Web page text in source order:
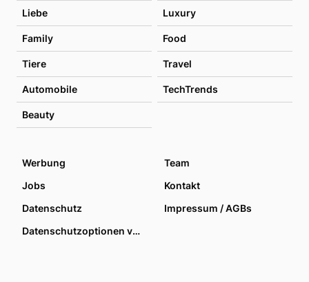
Liebe Luxury
Family Food
Tiere Travel
Automobile TechTrends
Beauty
Werbung
Team
Jobs
Kontakt
Datenschutz
Impressum / AGBs
Datenschutzoptionen verwalten